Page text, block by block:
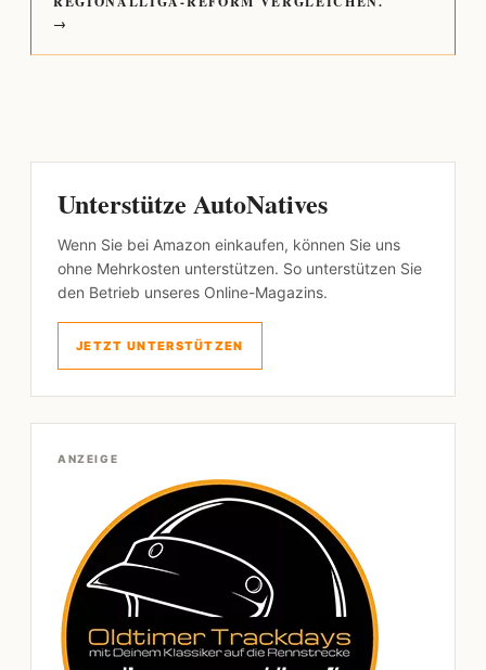
→
Unterstütze AutoNatives
Wenn Sie bei Amazon einkaufen, können Sie uns
ohne Mehrkosten unterstützen. So unterstützen Sie
den Betrieb unseres Online-Magazins.
JETZT UNTERSTÜTZEN
ANZEIGE